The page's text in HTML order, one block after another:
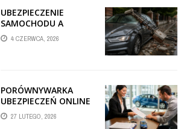
UBEZPIECZENIE
SAMOCHODU A
SZKODA PO
USZKODZENIU AUTA
4 CZERWCA, 2026
PORÓWNYWARKA
UBEZPIECZEŃ ONLINE
– JAK WYBRAĆ POLISĘ,
KTÓRA REALNIE
27 LUTEGO, 2026